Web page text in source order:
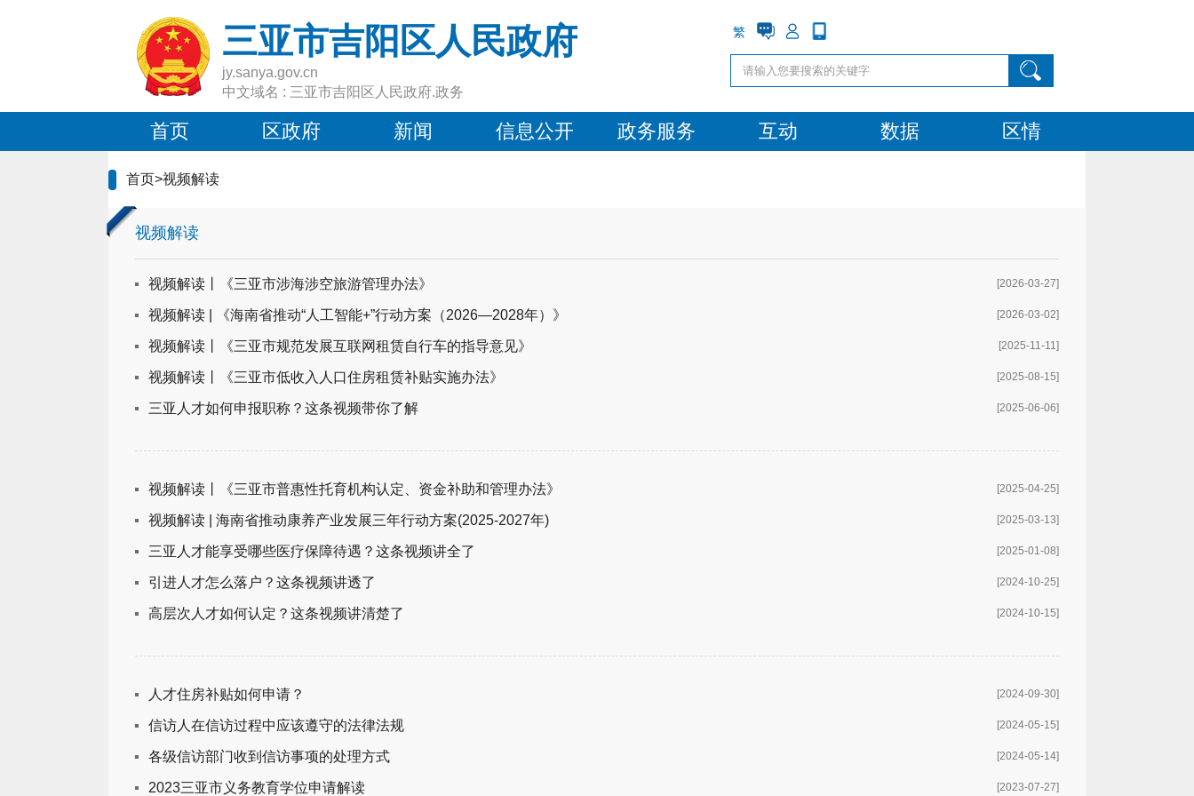
三亚市吉阳区人民政府
jy.sanya.gov.cn
中文域名 : 三亚市吉阳区人民政府.政务
繁
首页 区政府 新闻 信息公开 政务服务 互动 数据 区情
首页>视频解读
视频解读
[2026-03-27]
视频解读丨《三亚市涉海涉空旅游管理办法》
[2026-03-02]
视频解读 | 《海南省推动“人工智能+”行动方案（2026—2028年）》
[2025-11-11]
视频解读丨《三亚市规范发展互联网租赁自行车的指导意见》
[2025-08-15]
视频解读丨《三亚市低收入人口住房租赁补贴实施办法》
[2025-06-06]
三亚人才如何申报职称？这条视频带你了解
[2025-04-25]
视频解读丨《三亚市普惠性托育机构认定、资金补助和管理办法》
[2025-03-13]
视频解读 | 海南省推动康养产业发展三年行动方案(2025-2027年)
[2025-01-08]
三亚人才能享受哪些医疗保障待遇？这条视频讲全了
[2024-10-25]
引进人才怎么落户？这条视频讲透了
[2024-10-15]
高层次人才如何认定？这条视频讲清楚了
[2024-09-30]
人才住房补贴如何申请？
[2024-05-15]
信访人在信访过程中应该遵守的法律法规
[2024-05-14]
各级信访部门收到信访事项的处理方式
[2023-07-27]
2023三亚市义务教育学位申请解读